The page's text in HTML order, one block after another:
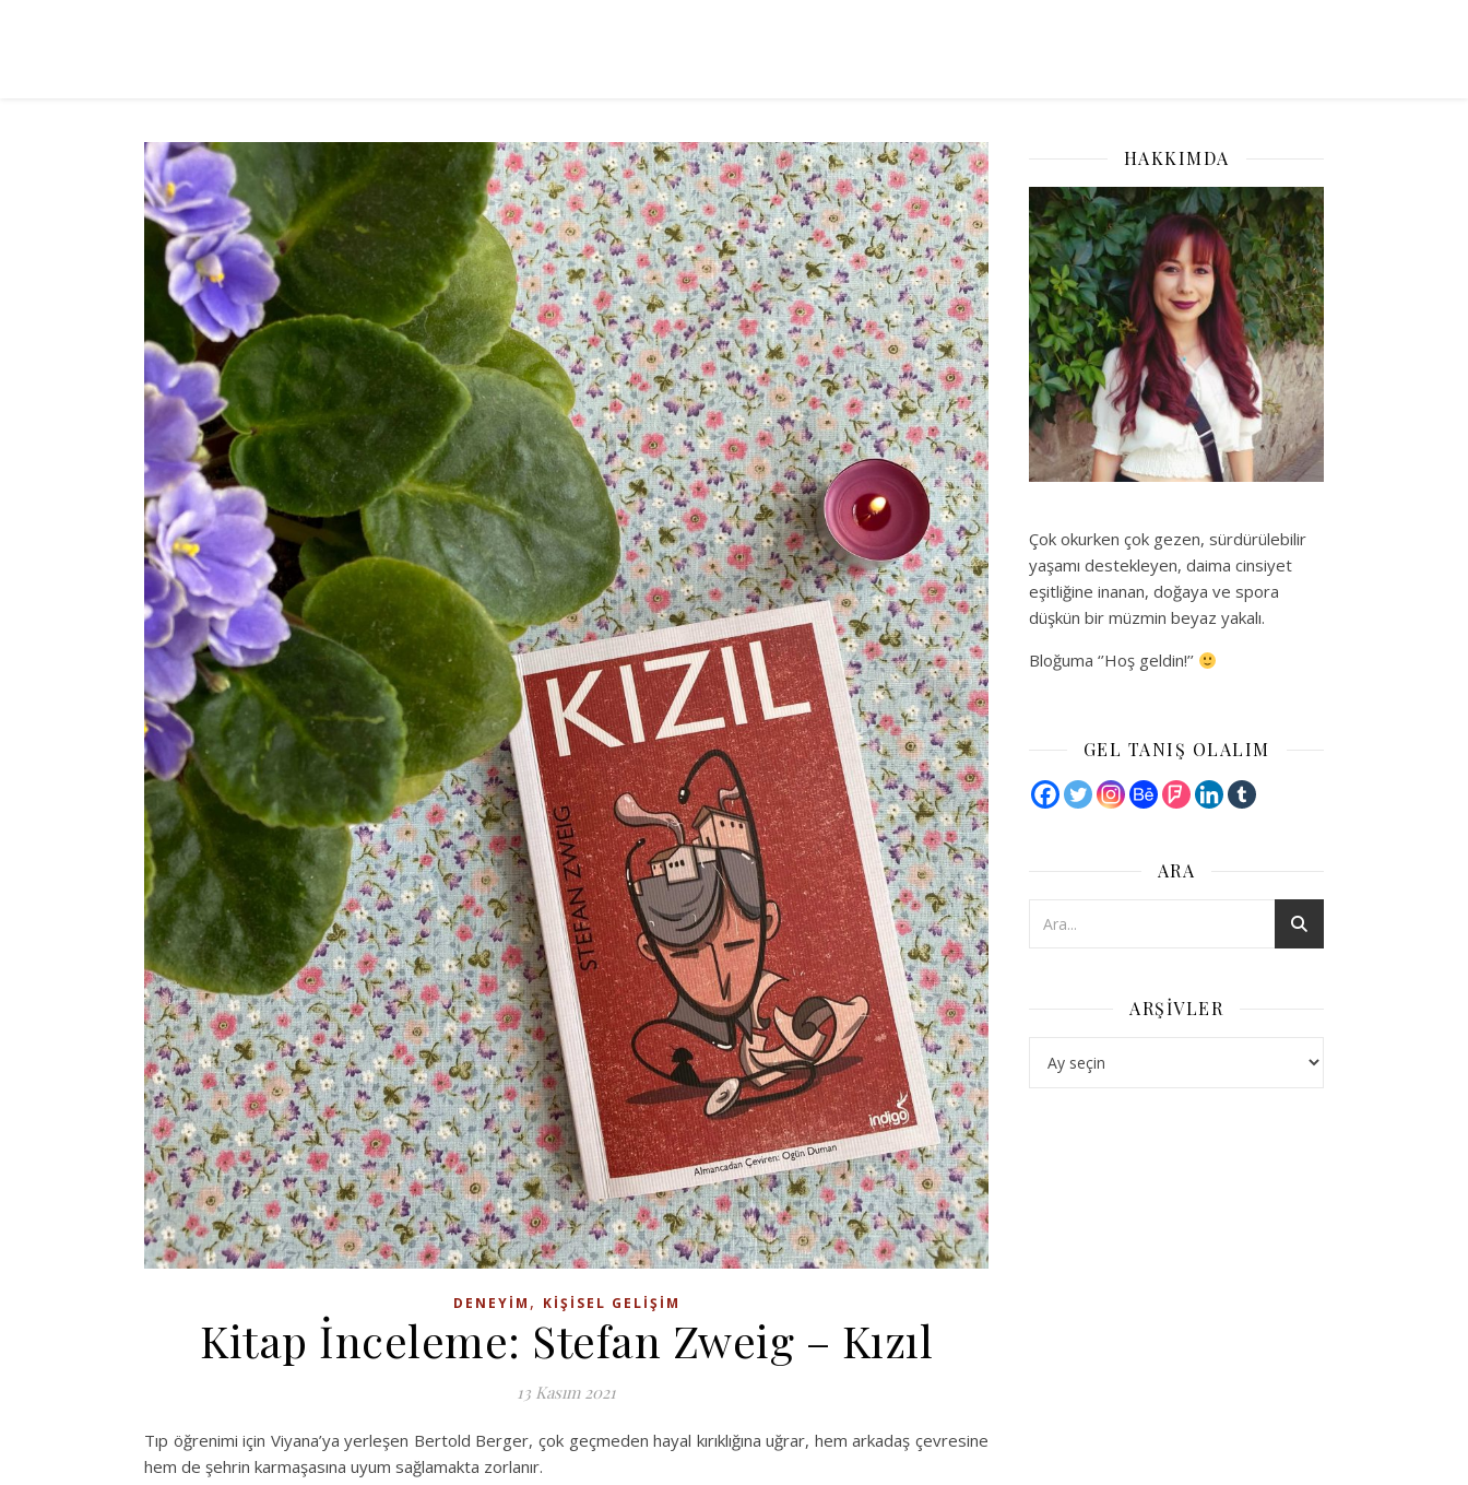
DENEYIM , KIŞISEL GELIŞIM
Kitap İnceleme: Stefan Zweig – Kızıl
13 Kasım 2021
Tıp öğrenimi için Viyana’ya yerleşen Bertold Berger, çok geçmeden hayal kırıklığına uğrar, hem arkadaş çevresine
hem de şehrin karmaşasına uyum sağlamakta zorlanır.
HAKKIMDA
Çok okurken çok gezen, sürdürülebilir
yaşamı destekleyen, daima cinsiyet
eşitliğine inanan, doğaya ve spora
düşkün bir müzmin beyaz yakalı.
Bloğuma ‘’Hoş geldin!’’
GEL TANIŞ OLALIM
ARA
ARŞIVLER